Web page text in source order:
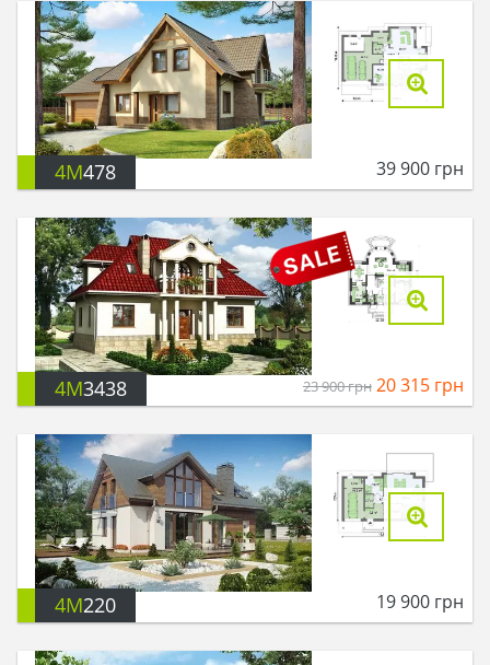
4M478 39 900 грн
4M3438 23 900грн 20 315 грн
4M220 19 900 грн